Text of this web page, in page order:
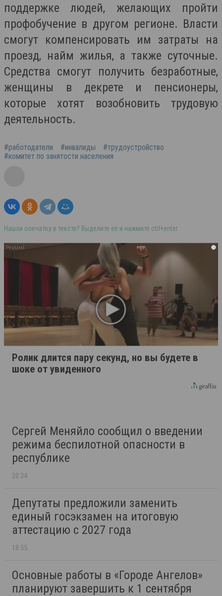
поддержке людей, желающих пройти
профобучение в другом регионе. Власти
смогут компенсировать им затраты на
проезд, найм жилья, а также суточные.
Средства смогут получить безработные,
женщины в декрете и пенсионеры,
которые хотят возобновить трудовую
деятельность.
#работодатели #инвалиды
#трудоустройство
#комитет по занятости населения
Нашли опечатку в тексте? Выделите её и нажмите ctrl+enter
i
Ролик длится пару секунд, но вы будете в
шоке от увиденного
Сергей Меняйло сообщил о введении
режима беспилотной опасности в
республике
20:34
Депутаты предложили заменить
единый госэкзамен на итоговую
аттестацию с 2027 года
18:55
Основные работы в «Городе Ангелов»
планируют завершить к 1 сентября